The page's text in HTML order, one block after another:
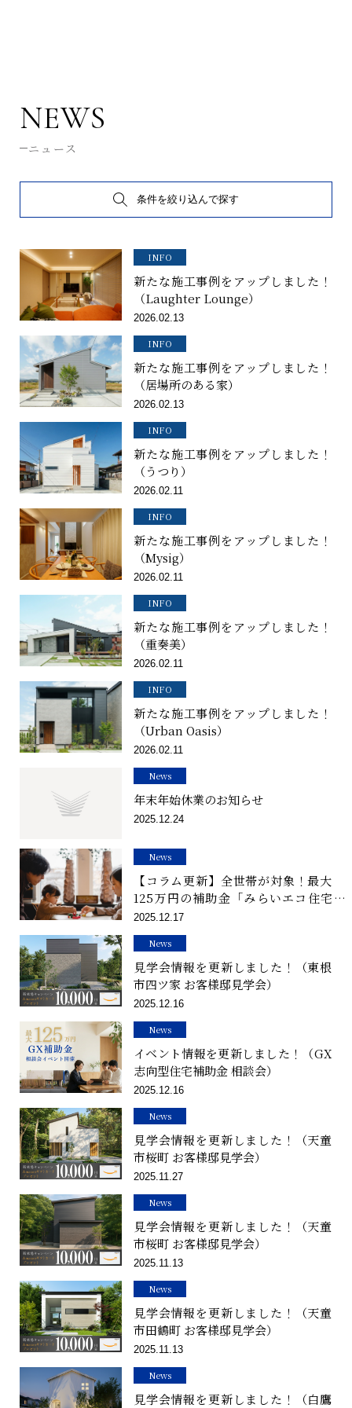
NEWS
ニュース
条件を絞り込んで探す
INFO
新たな施工事例をアップしました！
（Laughter Lounge）
2026.02.13
INFO
新たな施工事例をアップしました！
（居場所のある家）
2026.02.13
INFO
新たな施工事例をアップしました！
（うつり）
2026.02.11
INFO
新たな施工事例をアップしました！
（Mysig）
2026.02.11
INFO
新たな施工事例をアップしました！
（重奏美）
2026.02.11
INFO
新たな施工事例をアップしました！
（Urban Oasis）
2026.02.11
News
年末年始休業のお知らせ
2025.12.24
News
【コラム更新】全世帯が対象！最大
125万円の補助金「みらいエコ住宅
2026（GX型）」の賢い活用法を解
説しました
2025.12.17
News
見学会情報を更新しました！（東根
市四ツ家 お客様邸見学会）
2025.12.16
News
イベント情報を更新しました！（GX
志向型住宅補助金 相談会）
2025.12.16
News
見学会情報を更新しました！（天童
市桜町 お客様邸見学会）
2025.11.27
News
見学会情報を更新しました！（天童
市桜町 お客様邸見学会）
2025.11.13
News
見学会情報を更新しました！（天童
市田鶴町 お客様邸見学会）
2025.11.13
News
見学会情報を更新しました！（白鷹